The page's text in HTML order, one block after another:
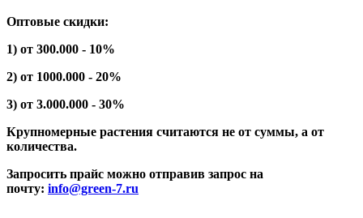
Оптовые скидки:
1) от 300.000 - 10%
2) от 1000.000 - 20%
3) от 3.000.000 - 30%
Крупномерные растения считаются не от суммы, а от
количества.
Запросить прайс можно отправив запрос на
почту: info@green-7.ru